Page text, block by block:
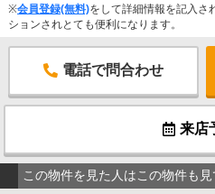
※会員登録(無料)をして詳細情報を記入さ
ションされとても便利になります。
電話で問合わせ
来店
この物件を見た人はこの物件も